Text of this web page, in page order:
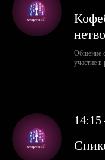
Общение
участие
14:15